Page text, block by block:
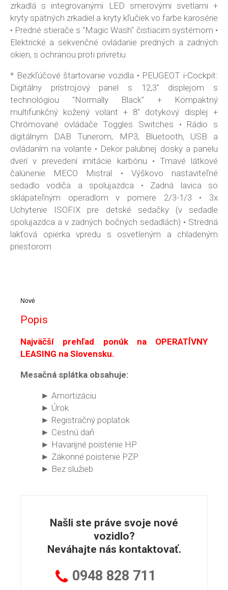
zrkadlá s integrovanými LED smerovými svetlami +
kryty spätných zrkadiel a kryty kľučiek vo farbe karosérie
• Predné stierače s "Magic Wash" čistiacim systémom •
Elektrické a sekvenčné ovládanie predných a zadných
okien, s ochranou proti privretiu
* Bezkľúčové štartovanie vozidla • PEUGEOT i-Cockpit:
Digitálny prístrojový panel s 12,3" displejom s
technológiou "Normally Black" + Kompaktný
multifunkčný kožený volant + 8" dotykový displej +
Chrómované ovládače Toggles Switches • Rádio s
digitálnym DAB Tunerom, MP3, Bluetooth, USB a
ovládaním na volante • Dekor palubnej dosky a panelu
dverí v prevedení imitácie karbónu • Tmavé látkové
čalúnenie MECO Mistral • Výškovo nastaviteľné
sedadlo vodiča a spolujazdca • Zadná lavica so
sklápateľným operadlom v pomere 2/3-1/3 • 3x
Uchytenie ISOFIX pre detské sedačky (v sedadle
spolujazdca a v zadných bočných sedadlách) • Stredná
lakťová opierka vpredu s osvetleným a chladeným
priestorom
Nové
Popis
Najväčší prehľad ponúk na OPERATÍVNY
LEASING na Slovensku.
Mesačná splátka obsahuje:
► Amortizáciu
► Úrok
► Registračný poplatok
► Cestnú daň
► Havarijné poistenie HP
► Zákonné poistenie PZP
► Bez služieb
Našli ste práve svoje nové
vozidlo?
Neváhajte nás kontaktovať.
0948 828 711